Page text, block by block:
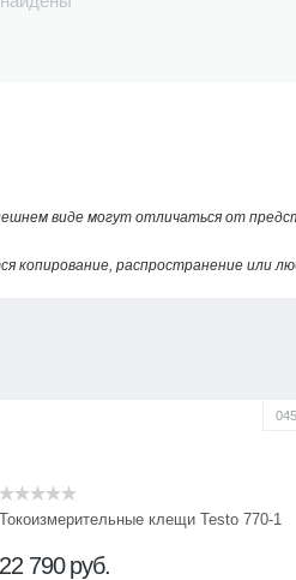
виде могут отличаться от
распространение или
Токоизмерительные клещи Testo 770-1
22 790 руб.